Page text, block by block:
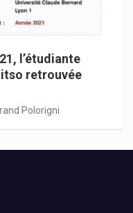
l’étudiante
retrouvée
Polorigni